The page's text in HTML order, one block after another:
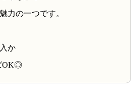
力の一つです。
か
OK◎